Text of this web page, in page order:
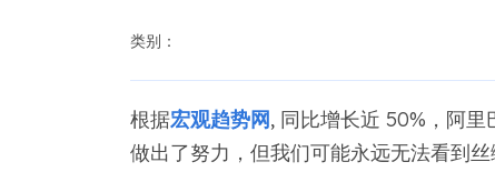
类别：
根据宏观趋势网, 同比增长近 50%，阿
做出了努力，但我们可能永远无法看到